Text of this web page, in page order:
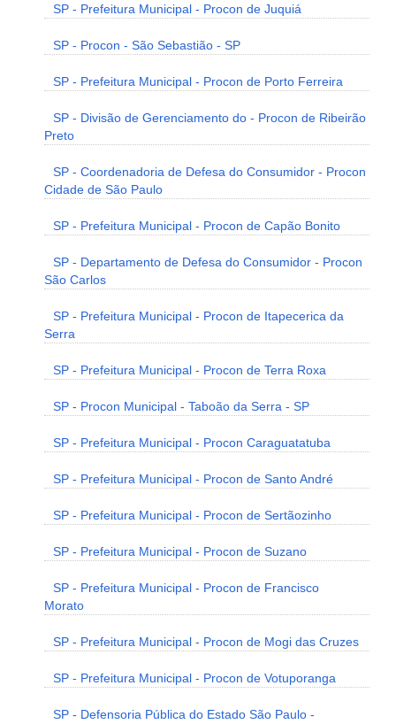
SP - Prefeitura Municipal - Procon de Juquiá
SP - Procon - São Sebastião - SP
SP - Prefeitura Municipal - Procon de Porto Ferreira
SP - Divisão de Gerenciamento do - Procon de Ribeirão
Preto
SP - Coordenadoria de Defesa do Consumidor - Procon
Cidade de São Paulo
SP - Prefeitura Municipal - Procon de Capão Bonito
SP - Departamento de Defesa do Consumidor - Procon
São Carlos
SP - Prefeitura Municipal - Procon de Itapecerica da
Serra
SP - Prefeitura Municipal - Procon de Terra Roxa
SP - Procon Municipal - Taboão da Serra - SP
SP - Prefeitura Municipal - Procon Caraguatatuba
SP - Prefeitura Municipal - Procon de Santo André
SP - Prefeitura Municipal - Procon de Sertãozinho
SP - Prefeitura Municipal - Procon de Suzano
SP - Prefeitura Municipal - Procon de Francisco
Morato
SP - Prefeitura Municipal - Procon de Mogi das Cruzes
SP - Prefeitura Municipal - Procon de Votuporanga
SP - Defensoria Pública do Estado São Paulo -